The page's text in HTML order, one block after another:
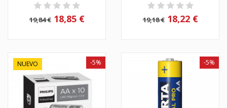
19,84 € 18,85 € 19,18 € 18,22 €
NUEVO -5% -5%